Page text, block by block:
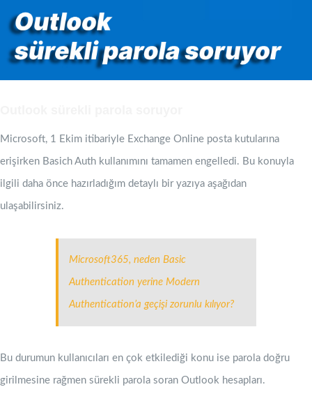
Microsoft, 1 Ekim itibariyle Exchange Online posta kutularına
erişirken Basich Auth kullanımını tamamen engelledi. Bu konuyla
ilgili daha önce hazırladığım detaylı bir yazıya aşağıdan
ulaşabilirsiniz.
Microsoft365, neden Basic
Authentication yerine Modern
Authentication’a geçişi zorunlu kılıyor?
Bu durumun kullanıcıları en çok etkilediği konu ise parola doğru
girilmesine rağmen sürekli parola soran Outlook hesapları.